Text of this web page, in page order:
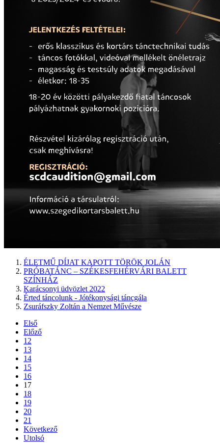
ÉLETMŰ DÍJAT KAPOTT TÖRÖK JOLÁN
PRÓBATÁNC – SZÉKESFEHÉRVÁRI BALETT
SZÍNHÁZ
Karácsonyi üdvözlet 2022
Érted táncolunk - Jótékonysági táncgála
Zsuráfszky Zoltán a Nemzet Művésze
Első
Előző
12
13
14
15
16
17
18
19
20
21
Következő
Utolsó